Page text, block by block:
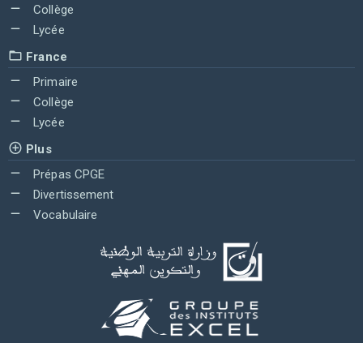
Collège
Lycée
France
Primaire
Collège
Lycée
Plus
Prépas CPGE
Divertissement
Vocabulaire